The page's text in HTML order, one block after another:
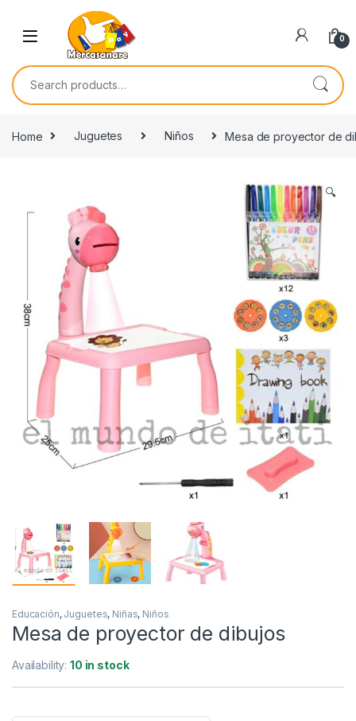
Skip to navigation
0
Search for:
Home Juguetes Niños Mesa de proyector de
🔍
Educación, Juguetes, Niñas, Niños
Mesa de proyector de dibujos
Availability:10 in stock